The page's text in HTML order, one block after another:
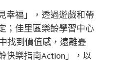
幸福」，透過遊戲和帶
；佳里區樂齡學習中心
找到價值感，遠離憂
快樂指南Action」，以